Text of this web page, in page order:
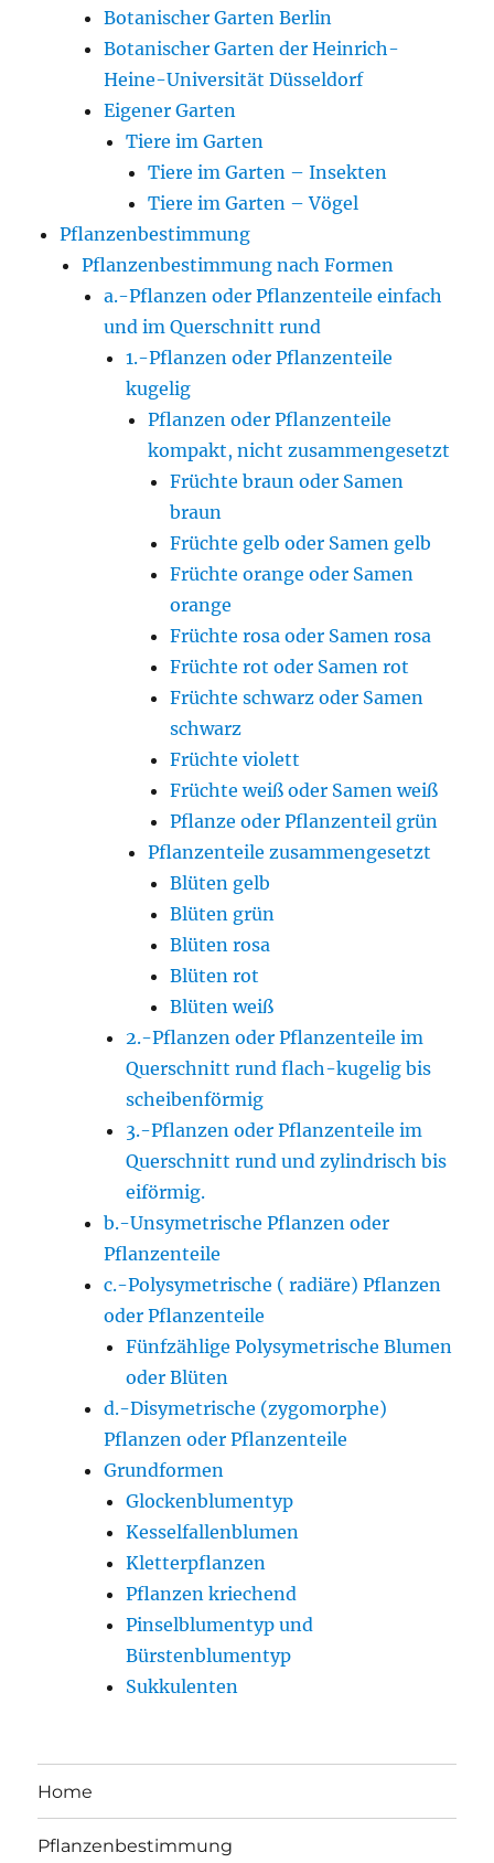
Botanischer Garten Berlin
Botanischer Garten der Heinrich-
Heine-Universität Düsseldorf
Eigener Garten
Tiere im Garten
Tiere im Garten – Insekten
Tiere im Garten – Vögel
Pflanzenbestimmung
Pflanzenbestimmung nach Formen
a.-Pflanzen oder Pflanzenteile einfach
und im Querschnitt rund
1.-Pflanzen oder Pflanzenteile
kugelig
Pflanzen oder Pflanzenteile
kompakt, nicht zusammengesetzt
Früchte braun oder Samen
braun
Früchte gelb oder Samen gelb
Früchte orange oder Samen
orange
Früchte rosa oder Samen rosa
Früchte rot oder Samen rot
Früchte schwarz oder Samen
schwarz
Früchte violett
Früchte weiß oder Samen weiß
Pflanze oder Pflanzenteil grün
Pflanzenteile zusammengesetzt
Blüten gelb
Blüten grün
Blüten rosa
Blüten rot
Blüten weiß
2.-Pflanzen oder Pflanzenteile im
Querschnitt rund flach-kugelig bis
scheibenförmig
3.-Pflanzen oder Pflanzenteile im
Querschnitt rund und zylindrisch bis
eiförmig.
b.-Unsymetrische Pflanzen oder
Pflanzenteile
c.-Polysymetrische ( radiäre) Pflanzen
oder Pflanzenteile
Fünfzählige Polysymetrische Blumen
oder Blüten
d.-Disymetrische (zygomorphe)
Pflanzen oder Pflanzenteile
Grundformen
Glockenblumentyp
Kesselfallenblumen
Kletterpflanzen
Pflanzen kriechend
Pinselblumentyp und
Bürstenblumentyp
Sukkulenten
Home
Pflanzenbestimmung